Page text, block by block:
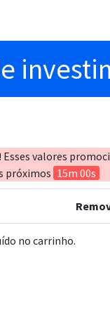
Esses valores
próximos 15m 00s
no carrinho.